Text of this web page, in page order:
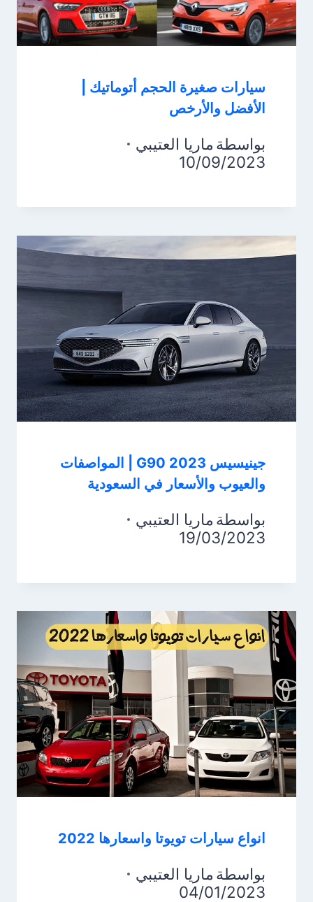
سيارات صغيرة الحجم أتوماتيك |
الأفضل والأرخص
بواسطة ماريا العتيبي
10/09/2023
جينيسيس G90 2023 | المواصفات
والعيوب والأسعار في السعودية
بواسطة ماريا العتيبي
19/03/2023
انواع سيارات تويوتا واسعارها 2022
بواسطة ماريا العتيبي
04/01/2023